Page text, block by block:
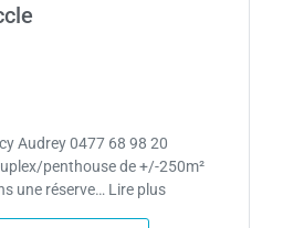
Audrey 0477 68 98 20
penthouse de +/-250m²
une réserve… Lire plus